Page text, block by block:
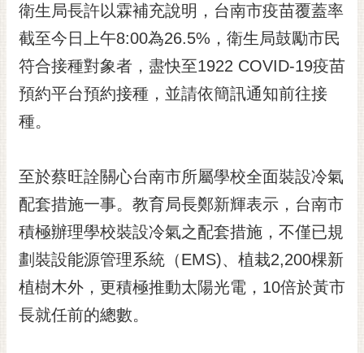
English
日
本
語
隱
及
安
全
政
策
網
站
資
衛生局長許以霖補充說明，台南市疫苗覆蓋率
截至今日上午8:00為26.5%，衛生局鼓勵市民
符合接種對象者，盡快至1922 COVID-19疫苗
預約平台預約接種，並請依簡訊通知前往接
種。
至於蔡旺詮關心台南市所屬學校全面裝設冷氣
配套措施一事。教育局長鄭新輝表示，台南市
積極辦理學校裝設冷氣之配套措施，不僅已規
劃裝設能源管理系統（EMS)、植栽2,200棵新
植樹木外，更積極推動太陽光電，10倍於黃市
長就任前的總數。